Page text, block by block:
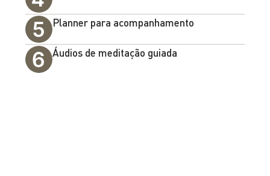
Planner para acompanhamento​
Áudios de meditação guiada